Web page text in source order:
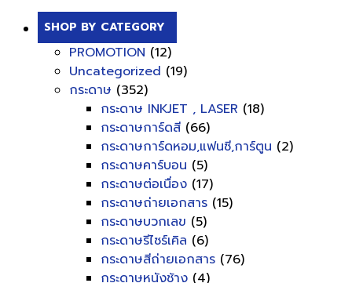
SHOP BY CATEGORY
PROMOTION (12)
Uncategorized (19)
กระดาษ (352)
กระดาษ INKJET , LASER (18)
กระดาษการ์ดสี (66)
กระดาษการ์ดหอม,แฟนซี,การ์ตูน (2)
กระดาษคาร์บอน (5)
กระดาษต่อเนื่อง (17)
กระดาษถ่ายเอกสาร (15)
กระดาษบวกเลข (5)
กระดาษรีไซร์เคิล (6)
กระดาษสีถ่ายเอกสาร (76)
กระดาษหนังช้าง (4)